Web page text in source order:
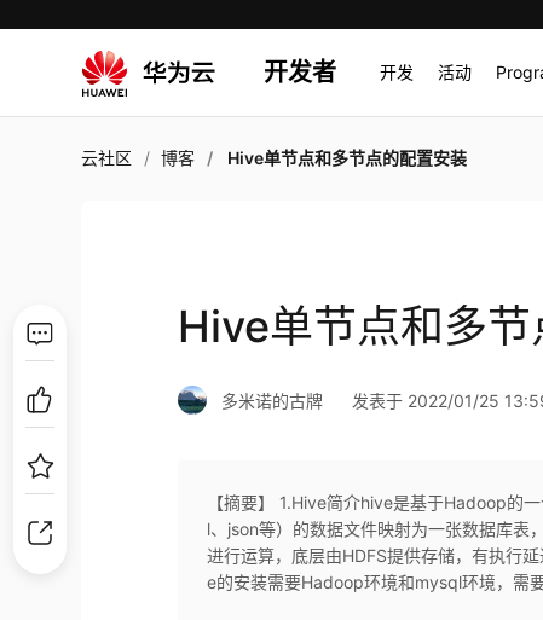
开发者 开发 活动
云社区 博客 Hive单节点和多节点的配置安装
Hive单节点和多
多米诺的古牌 发表于 2022/01/25
【摘要】 1.Hive简介hive是基于Hadoop的
l、json等）的数据文件映射为一张数据库
进行运算，底层由HDFS提供存储，有执行
e的安装需要Hadoop环境和mysql环境，需